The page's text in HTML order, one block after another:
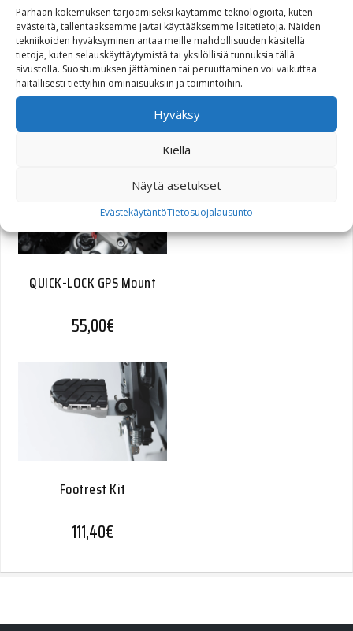
Parhaan kokemuksen tarjoamiseksi käytämme teknologioita, kuten
evästeitä, tallentaaksemme ja/tai käyttääksemme laitetietoja. Näiden
tekniikoiden hyväksyminen antaa meille mahdollisuuden käsitellä
tietoja, kuten selauskäyttäytymistä tai yksilöllisiä tunnuksia tällä
sivustolla. Suostumuksen jättäminen tai peruuttaminen voi vaikuttaa
haitallisesti tiettyihin ominaisuuksiin ja toimintoihin.
Hyväksy
Kiellä
Näytä asetukset
EvästekäytäntöTietosuojalausunto
QUICK-LOCK GPS Mount
QUICK-LOCK GPS Mount
55,00€
Footrest Kit
111,40€